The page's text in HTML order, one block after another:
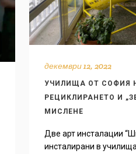
декември 12, 2022
УЧИЛИЩА ОТ СОФИЯ
РЕЦИКЛИРАНЕТО И
МИСЛЕНЕ
Две арт инсталации
инсталирани в